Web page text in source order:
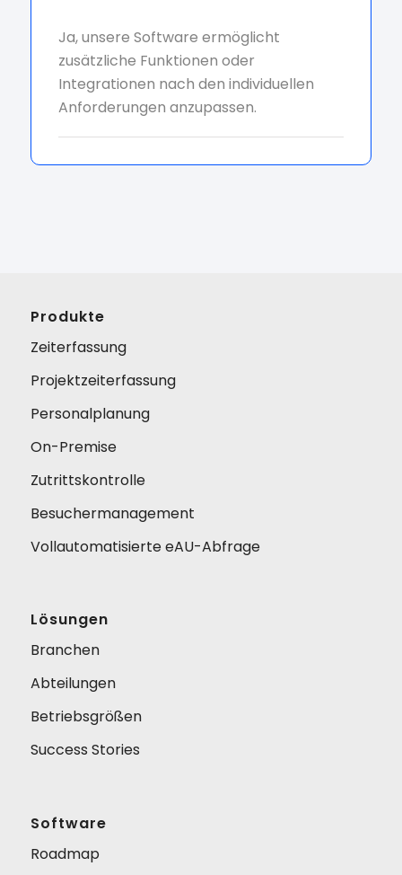
Ja, unsere Software ermöglicht
zusätzliche Funktionen oder
Integrationen nach den individuellen
Anforderungen anzupassen.
Produkte
Zeiterfassung
Projektzeiterfassung
Personalplanung
On-Premise
Zutrittskontrolle
Besuchermanagement
Vollautomatisierte eAU-Abfrage
Lösungen
Branchen
Abteilungen
Betriebsgrößen
Success Stories
Software
Roadmap